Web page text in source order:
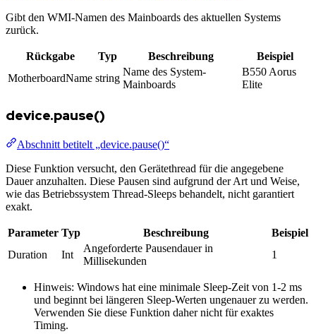
Gibt den WMI-Namen des Mainboards des aktuellen Systems
zurück.
Rückgabe Typ Beschreibung
Beispiel
MotherboardName string
Name des System-
Mainboards
B550 Aorus
Elite
device.pause()
Abschnitt betitelt „device.pause()“
Diese Funktion versucht, den Gerätethread für die angegebene
Dauer anzuhalten. Diese Pausen sind aufgrund der Art und Weise,
wie das Betriebssystem Thread-Sleeps behandelt, nicht garantiert
exakt.
Parameter Typ Beschreibung
Beispiel
Duration
Int
Angeforderte Pausendauer in
Millisekunden
1
Hinweis: Windows hat eine minimale Sleep-Zeit von 1-2 ms
und beginnt bei längeren Sleep-Werten ungenauer zu werden.
Verwenden Sie diese Funktion daher nicht für exaktes
Timing.